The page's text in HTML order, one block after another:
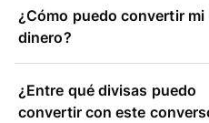
¿Cómo puedo convertir mi
dinero?
¿Entre qué divisas puedo
convertir con este